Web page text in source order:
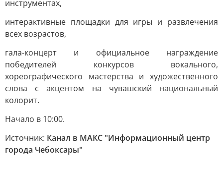
инструментах,
интерактивные площадки для игры и развлечения
всех возрастов,
гала-концерт и официальное награждение
победителей конкурсов вокального,
хореографического мастерства и художественного
слова с акцентом на чувашский национальный
колорит.
Начало в 10:00.
Источник: Канал в МАКС "Информационный центр
города Чебоксары"